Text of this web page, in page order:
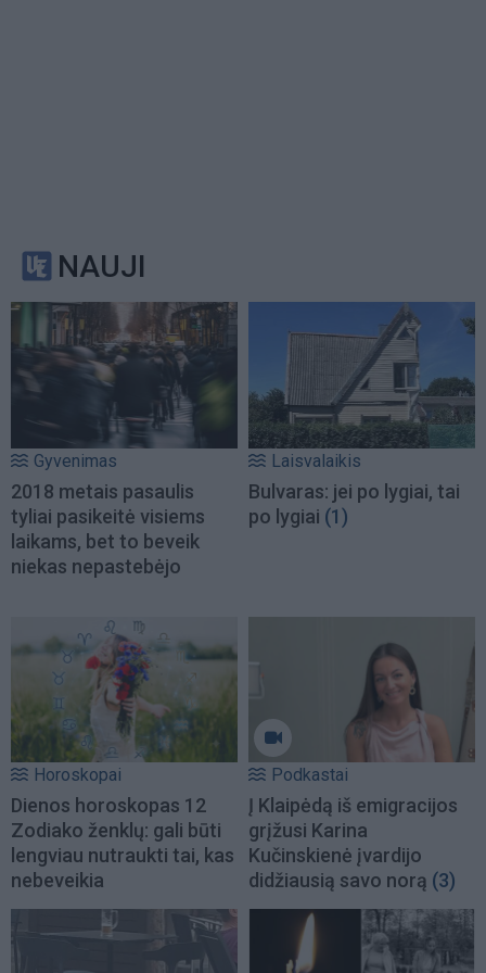
NAUJI
Gyvenimas
2018 metais pasaulis
tyliai pasikeitė visiems
laikams, bet to beveik
niekas nepastebėjo
Laisvalaikis
Bulvaras: jei po lygiai, tai
po lygiai (1)
Horoskopai
Dienos horoskopas 12
Zodiako ženklų: gali būti
lengviau nutraukti tai, kas
nebeveikia
Podkastai
Į Klaipėdą iš emigracijos
grįžusi Karina
Kučinskienė įvardijo
didžiausią savo norą (3)